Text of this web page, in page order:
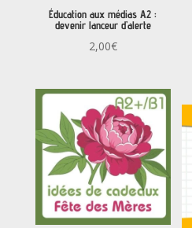
Éducation aux médias A2 :
devenir lanceur d’alerte
2,00€